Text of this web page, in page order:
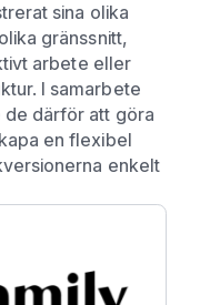
sina olika
gränssnitt,
arbete eller
I samarbete
de därför att göra
en flexibel
enkelt